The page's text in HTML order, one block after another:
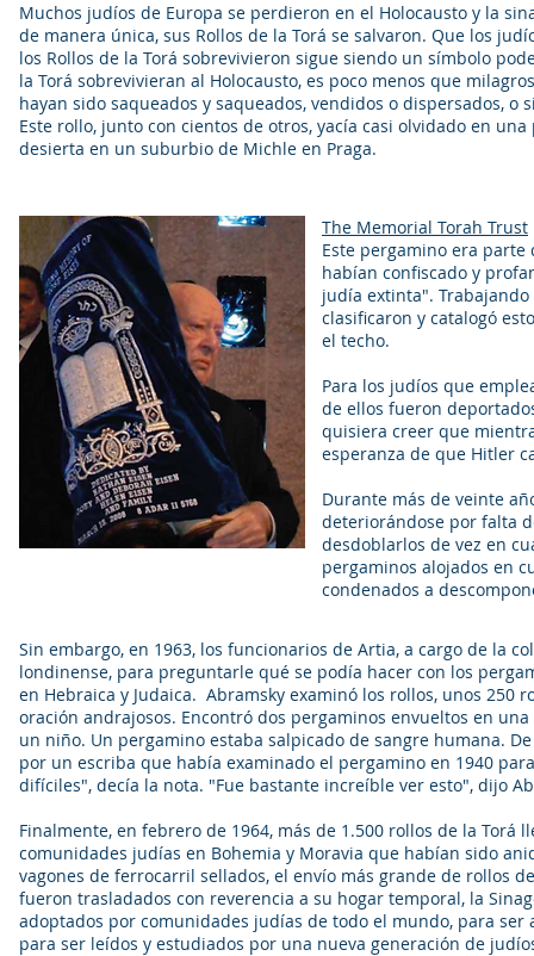
Muchos judíos de Europa se perdieron en el Holocausto y la
de manera única, sus Rollos de la Torá se salvaron. Que los
los Rollos de la Torá sobrevivieron sigue siendo un símbolo
la Torá sobrevivieran al Holocausto, es poco menos que
hayan sido saqueados y saqueados, vendidos o dispersados, o
Este rollo, junto con cientos de otros, yacía casi olvidado en
desierta en un suburbio de Michle en Praga.
The Memorial Torah Trust
Este pergamino era
habían confiscado y
judía extinta".
clasificaron y catalogó
el techo.
Para los judíos que
de ellos fueron
quisiera creer que
esperanza de que Hitler
Durante más de veinte
deteriorándose por falta
desdoblarlos de vez en
pergaminos alojados en
condenados a
Sin embargo, en 1963, los funcionarios de Artia, a cargo de la
londinense, para preguntarle qué se podía hacer con los
en Hebraica y Judaica. Abramsky examinó los rollos, unos 250
oración andrajosos. Encontró dos pergaminos envueltos en
un niño. Un pergamino estaba salpicado de sangre humana.
por un escriba que había examinado el pergamino en 1940
difíciles", decía la nota. "Fue bastante increíble ver esto", dijo
Finalmente, en febrero de 1964, más de 1.500 rollos de la
comunidades judías en Bohemia y Moravia que habían sido
vagones de ferrocarril sellados, el envío más grande de rollos
fueron trasladados con reverencia a su hogar temporal, la
adoptados por comunidades judías de todo el mundo, para
para ser leídos y estudiados por una nueva generación de